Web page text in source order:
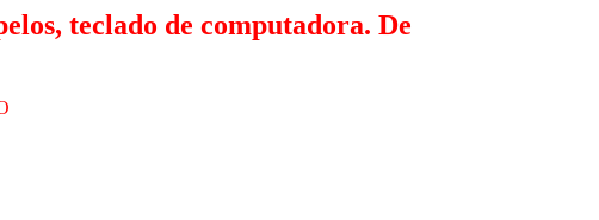
teclado de computadora. De